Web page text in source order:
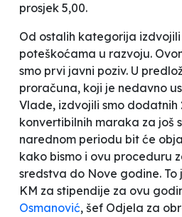
prosjek 5,00.
Od ostalih kategorija izdvojili
poteškoćama u razvoju.
smo prvi javni poziv. U
proračuna, koji je nedavno
Vlade, izdvojili smo dodatnih
konvertibilnih maraka za još
narednom periodu bit će
kako bismo i ovu proceduru
sredstva do Nove godine. To
KM za stipendije za ovu
Osmanović, šef Odjela za